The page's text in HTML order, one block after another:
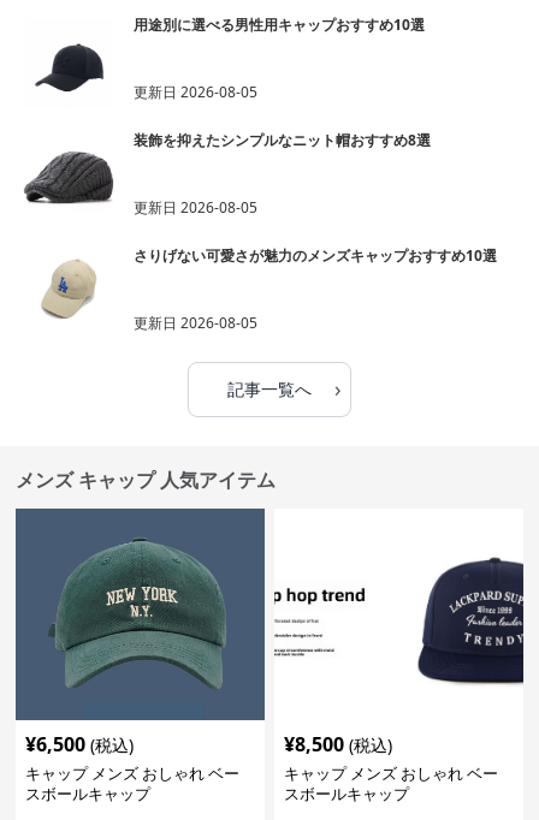
用途別に選べる男性用キャップおすすめ10選
更新日2026-08-05
装飾を抑えたシンプルなニット帽おすすめ8選
更新日2026-08-05
さりげない可愛さが魅力のメンズキャップおすすめ10選
更新日2026-08-05
記事一覧へ ›
メンズ キャップ 人気アイテム
¥6,500 (税込)
キャップ メンズ おしゃれ ベー
スボールキャップ
¥8,500 (税込)
キャップ メンズ おしゃれ ベー
スボールキャップ